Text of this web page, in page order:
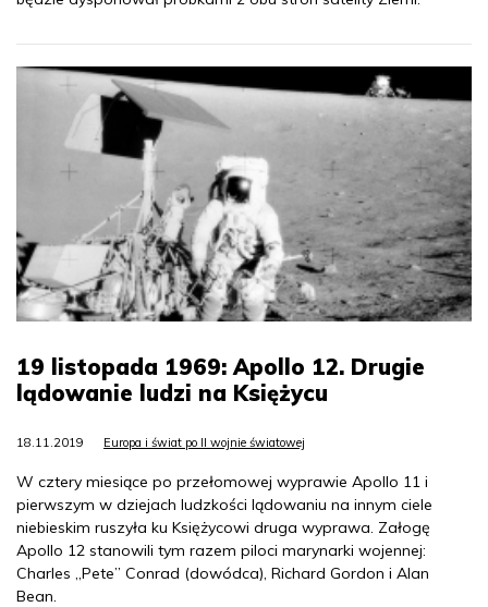
19 listopada 1969: Apollo 12. Drugie
lądowanie ludzi na Księżycu
18.11.2019 Europa i świat po II wojnie światowej
W cztery miesiące po przełomowej wyprawie Apollo 11 i
pierwszym w dziejach ludzkości lądowaniu na innym ciele
niebieskim ruszyła ku Księżycowi druga wyprawa. Załogę
Apollo 12 stanowili tym razem piloci marynarki wojennej:
Charles „Pete” Conrad (dowódca), Richard Gordon i Alan
Bean.